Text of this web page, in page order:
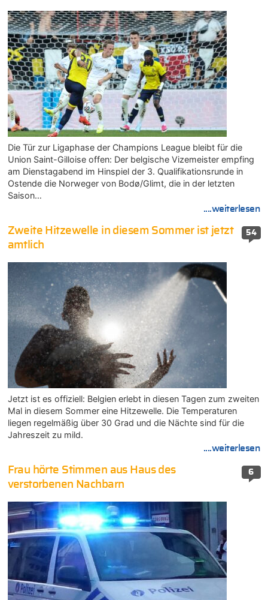
Die Tür zur Ligaphase der Champions League bleibt für die
Union Saint-Gilloise offen: Der belgische Vizemeister empfing
am Dienstagabend im Hinspiel der 3. Qualifikationsrunde in
Ostende die Norweger von Bodø/Glimt, die in der letzten
Saison…
....weiterlesen
54
Zweite Hitzewelle in diesem Sommer ist jetzt
amtlich
Jetzt ist es offiziell: Belgien erlebt in diesen Tagen zum zweiten
Mal in diesem Sommer eine Hitzewelle. Die Temperaturen
liegen regelmäßig über 30 Grad und die Nächte sind für die
Jahreszeit zu mild.
....weiterlesen
6
Frau hörte Stimmen aus Haus des
verstorbenen Nachbarn